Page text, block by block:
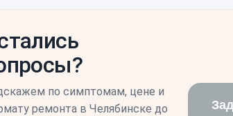
плотное прилегание новой панели
функционирования индукционной
по симптомам, цене и
ремонта в Челябинске до